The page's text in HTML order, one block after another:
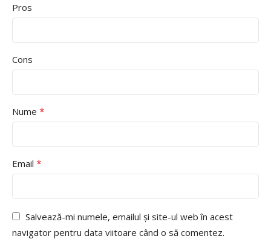
Pros
Cons
Nume *
Email *
Salvează-mi numele, emailul și site-ul web în acest
navigator pentru data viitoare când o să comentez.